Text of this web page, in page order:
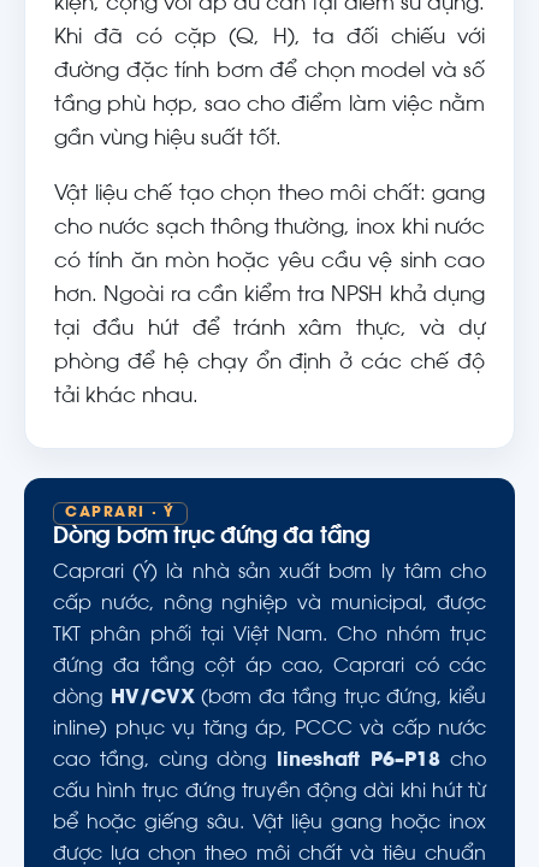
kiện, cộng với áp dư cần tại điểm sử dụng.
Khi đã có cặp (Q, H), ta đối chiếu với
đường đặc tính bơm để chọn model và số
tầng phù hợp, sao cho điểm làm việc nằm
gần vùng hiệu suất tốt.
Vật liệu chế tạo chọn theo môi chất: gang
cho nước sạch thông thường, inox khi nước
có tính ăn mòn hoặc yêu cầu vệ sinh cao
hơn. Ngoài ra cần kiểm tra NPSH khả dụng
tại đầu hút để tránh xâm thực, và dự
phòng để hệ chạy ổn định ở các chế độ
tải khác nhau.
CAPRARI · Ý
Dòng bơm trục đứng đa tầng
Caprari (Ý) là nhà sản xuất bơm ly tâm cho
cấp nước, nông nghiệp và municipal, được
TKT phân phối tại Việt Nam. Cho nhóm trục
đứng đa tầng cột áp cao, Caprari có các
dòng HV/CVX(bơm đa tầng trục đứng, kiểu
inline) phục vụ tăng áp, PCCC và cấp nước
cao tầng, cùng dòng lineshaft P6–P18 cho
cấu hình trục đứng truyền động dài khi hút từ
bể hoặc giếng sâu. Vật liệu gang hoặc inox
được lựa chọn theo môi chất và tiêu chuẩn